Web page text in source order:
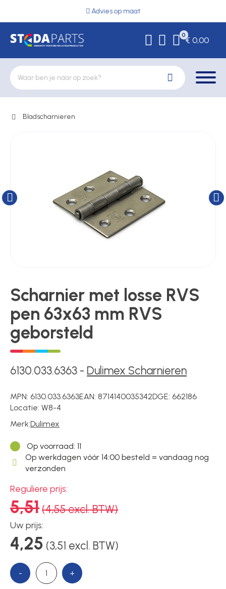
Advies op maat
0
€ 0,00
Deurbeslag
Hekwerkonderdelen
Pulsgevers
Sloten
Voedingen
Over ons
Contact
Bladscharnieren
Scharnier met losse RVS
pen 63x63 mm RVS
geborsteld
6130.033.6363 - Dulimex Scharnieren
MPN: 6130.033.6363EAN:8714140035342DGE: 662186
Locatie:W8-4
Merk:Dulimex
Op voorraad: 11
Op werkdagen vóór 14:00 besteld = vandaag nog
verzonden
Reguliere prijs:
5,51(4,55 excl. BTW)
Uw prijs:
4,25 (3,51 excl. BTW)
- +